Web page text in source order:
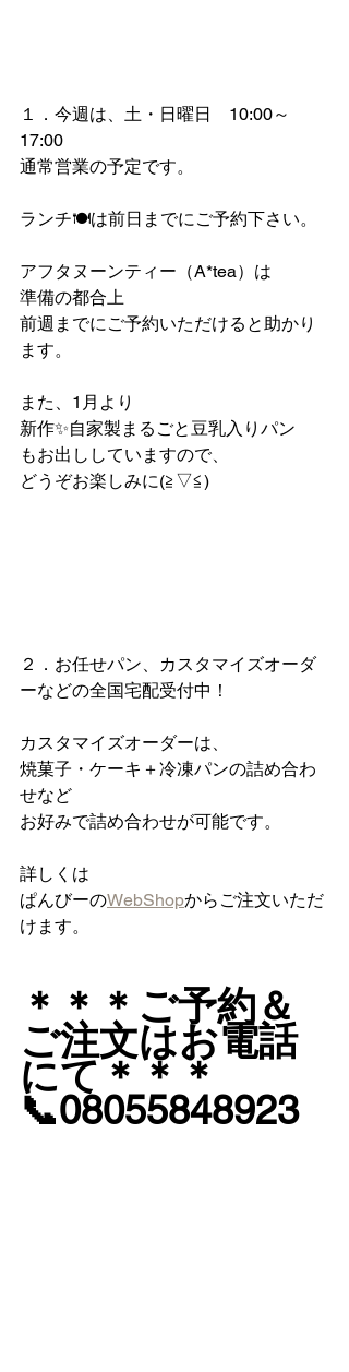
１．今週は、土・日曜日　10:00～
17:00
通常営業の予定です。
ランチ🍽は前日までにご予約下さい。
アフタヌーンティー（A*tea）は
準備の都合上
前週までにご予約いただけると助かり
ます。
また、1月より
新作✨自家製まるごと豆乳入りパン
もお出ししていますので、
どうぞお楽しみに(≧▽≦)
２．お任せパン、カスタマイズオーダ
ーなどの全国宅配受付中！
カスタマイズオーダーは、
焼菓子・ケーキ＋冷凍パンの詰め合わ
せなど
お好みで詰め合わせが可能です。
詳しくは
ぱんびーのWebShopからご注文いただ
けます。
＊＊＊ご予約＆
ご注文はお電話
にて＊＊＊
📞08055848923